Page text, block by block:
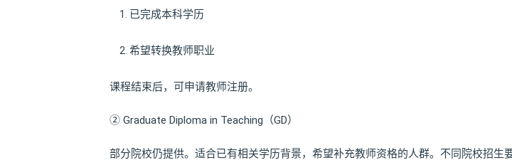
已完成本科学历
希望转换教师职业
课程结束后，可申请教师注册。
② Graduate Diploma in Teaching（GD）
部分院校仍提供。适合已有相关学历背景，希望补充教师资格的人群。不同院校招生